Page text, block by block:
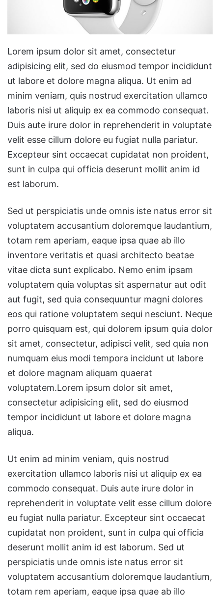
Lorem ipsum dolor sit amet, consectetur
adipisicing elit, sed do eiusmod tempor incididunt
ut labore et dolore magna aliqua. Ut enim ad
minim veniam, quis nostrud exercitation ullamco
laboris nisi ut aliquip ex ea commodo consequat.
Duis aute irure dolor in reprehenderit in voluptate
velit esse cillum dolore eu fugiat nulla pariatur.
Excepteur sint occaecat cupidatat non proident,
sunt in culpa qui officia deserunt mollit anim id
est laborum.
Sed ut perspiciatis unde omnis iste natus error sit
voluptatem accusantium doloremque laudantium,
totam rem aperiam, eaque ipsa quae ab illo
inventore veritatis et quasi architecto beatae
vitae dicta sunt explicabo. Nemo enim ipsam
voluptatem quia voluptas sit aspernatur aut odit
aut fugit, sed quia consequuntur magni dolores
eos qui ratione voluptatem sequi nesciunt. Neque
porro quisquam est, qui dolorem ipsum quia dolor
sit amet, consectetur, adipisci velit, sed quia non
numquam eius modi tempora incidunt ut labore
et dolore magnam aliquam quaerat
voluptatem.Lorem ipsum dolor sit amet,
consectetur adipisicing elit, sed do eiusmod
tempor incididunt ut labore et dolore magna
aliqua.
Ut enim ad minim veniam, quis nostrud
exercitation ullamco laboris nisi ut aliquip ex ea
commodo consequat. Duis aute irure dolor in
reprehenderit in voluptate velit esse cillum dolore
eu fugiat nulla pariatur. Excepteur sint occaecat
cupidatat non proident, sunt in culpa qui officia
deserunt mollit anim id est laborum. Sed ut
perspiciatis unde omnis iste natus error sit
voluptatem accusantium doloremque laudantium,
totam rem aperiam, eaque ipsa quae ab illo